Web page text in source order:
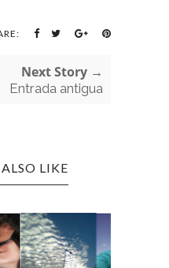
Next Story →
Entrada antigua
LIKE